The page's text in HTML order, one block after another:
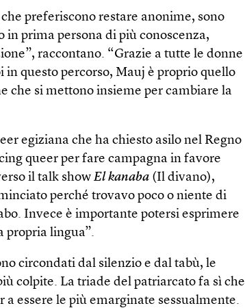
preferiscono restare anonime, sono
in prima persona di più conoscenza,
raccontano. “Grazie a tutte le donne
in questo percorso, Mauj è proprio quello
che si mettono insieme per cambiare la
egiziana che ha chiesto asilo nel Regno
queer per fare campagna in favore
il talk showEl kanaba (Il divano),
perché trovavo poco o niente di
Invece è importante potersi esprimere
propria lingua”.
circondati dal silenzio e dal tabù, le
colpite. La triade del patriarcato fa sì che
a essere le più emarginate sessualmente.